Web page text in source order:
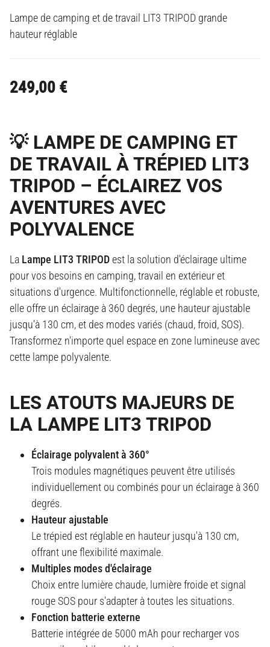
Lampe de camping et de travail LIT3 TRIPOD grande
hauteur réglable
249,00 €
💡 LAMPE DE CAMPING ET
DE TRAVAIL À TRÉPIED LIT3
TRIPOD – ÉCLAIREZ VOS
AVENTURES AVEC
POLYVALENCE
La Lampe LIT3 TRIPODest la solution d'éclairage ultime
pour vos besoins en camping, travail en extérieur et
situations d'urgence. Multifonctionnelle, réglable et robuste,
elle offre un éclairage à 360 degrés, une hauteur ajustable
jusqu'à 130 cm, et des modes variés (chaud, froid, SOS).
Transformez n'importe quel espace en zone lumineuse avec
cette lampe polyvalente.
LES ATOUTS MAJEURS DE
LA LAMPE LIT3 TRIPOD
Éclairage polyvalent à 360°
Trois modules magnétiques peuvent être utilisés
individuellement ou combinés pour un éclairage à 360
degrés.
Hauteur ajustable
Le trépied est réglable en hauteur jusqu'à 130 cm,
offrant une flexibilité maximale.
Multiples modes d'éclairage
Choix entre lumière chaude, lumière froide et signal
rouge SOS pour s'adapter à toutes les situations.
Fonction batterie externe
Batterie intégrée de 5000 mAh pour recharger vos